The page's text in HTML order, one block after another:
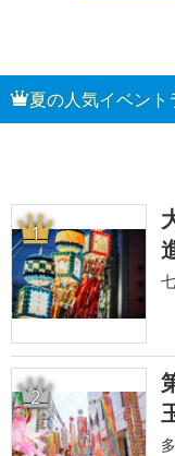
夏の人気イベント
1
2